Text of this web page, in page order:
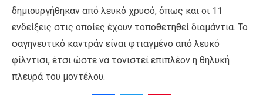
δημιουργήθηκαν από λευκό χρυσό, όπως και οι 11
ενδείξεις στις οποίες έχουν τοποθετηθεί διαμάντια. Το
σαγηνευτικό καντράν είναι φτιαγμένο από λευκό
φίλντισι, έτσι ώστε να τονιστεί επιπλέον η θηλυκή
πλευρά του μοντέλου.